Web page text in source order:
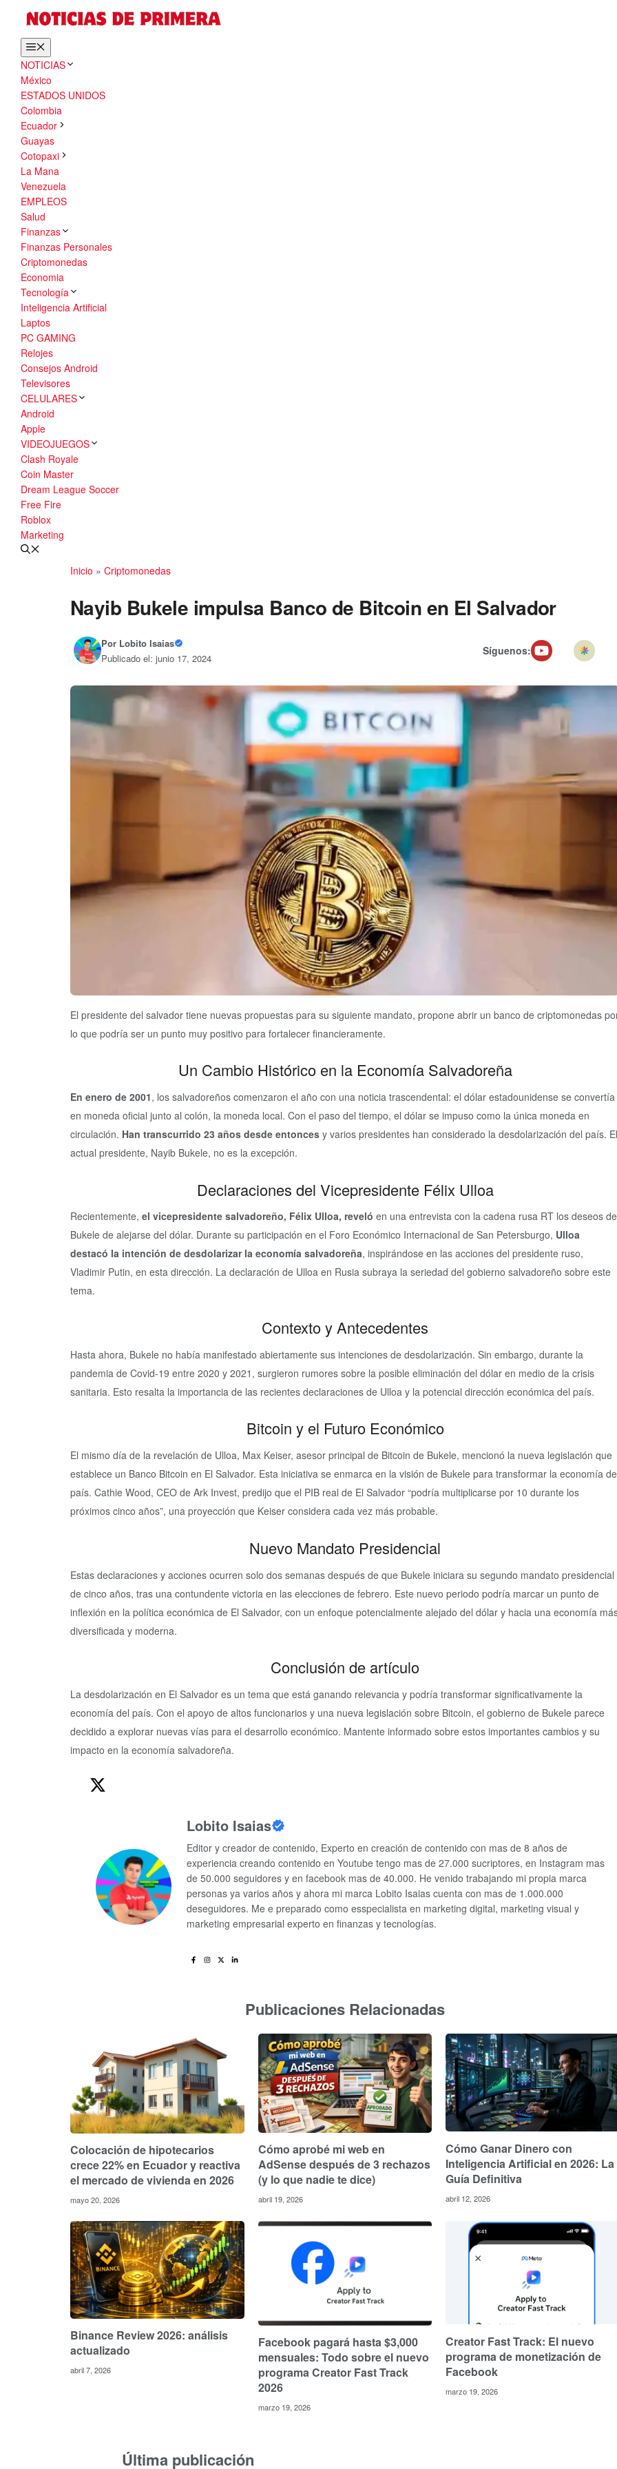
contenido
NOTICIAS
México
ESTADOS UNIDOS
Colombia
Ecuador
Guayas
Cotopaxi
La Mana
Venezuela
EMPLEOS
Salud
Finanzas
Finanzas Personales
Criptomonedas
Economia
Tecnología
Inteligencia Artificial
Laptos
PC GAMING
Relojes
Consejos Android
Televisores
CELULARES
Android
Apple
VIDEOJUEGOS
Clash Royale
Coin Master
Dream League Soccer
Free Fire
Roblox
Marketing
Inicio » Criptomonedas
Nayib Bukele impulsa Banco de Bitcoin en El Salvador
Por Lobito Isaias
Publicado el: junio 17, 2024
Síguenos:
El presidente del salvador tiene nuevas propuestas para su siguiente mandato, propone abrir un banco de criptomonedas
lo que podría ser un punto muy positivo para fortalecer financieramente.
Un Cambio Histórico en la Economía Salvadoreña
En enero de 2001, los salvadoreños comenzaron el año con una noticia trascendental: el dólar estadounidense se convertía
en moneda oficial junto al colón, la moneda local. Con el paso del tiempo, el dólar se impuso como la única moneda en
circulación. Han transcurrido 23 años desde entonces y varios presidentes han considerado la desdolarización del país. El
actual presidente, Nayib Bukele, no es la excepción.
Declaraciones del Vicepresidente Félix Ulloa
Recientemente, el vicepresidente salvadoreño, Félix Ulloa, reveló en una entrevista con la cadena rusa RT los deseos de
Bukele de alejarse del dólar. Durante su participación en el Foro Económico Internacional de San Petersburgo, Ulloa
destacó la intención de desdolarizar la economía salvadoreña, inspirándose en las acciones del presidente ruso,
Vladimir Putin, en esta dirección. La declaración de Ulloa en Rusia subraya la seriedad del gobierno salvadoreño sobre este
tema.
Contexto y Antecedentes
Hasta ahora, Bukele no había manifestado abiertamente sus intenciones de desdolarización. Sin embargo, durante la
pandemia de Covid-19 entre 2020 y 2021, surgieron rumores sobre la posible eliminación del dólar en medio de la crisis
sanitaria. Esto resalta la importancia de las recientes declaraciones de Ulloa y la potencial dirección económica del país.
Bitcoin y el Futuro Económico
El mismo día de la revelación de Ulloa, Max Keiser, asesor principal de Bitcoin de Bukele, mencionó la nueva legislación que
establece un Banco Bitcoin en El Salvador. Esta iniciativa se enmarca en la visión de Bukele para transformar la economía
país. Cathie Wood, CEO de Ark Invest, predijo que el PIB real de El Salvador “podría multiplicarse por 10 durante los
próximos cinco años”, una proyección que Keiser considera cada vez más probable.
Nuevo Mandato Presidencial
Estas declaraciones y acciones ocurren solo dos semanas después de que Bukele iniciara su segundo mandato presidencial
de cinco años, tras una contundente victoria en las elecciones de febrero. Este nuevo periodo podría marcar un punto de
inflexión en la política económica de El Salvador, con un enfoque potencialmente alejado del dólar y hacia una economía
diversificada y moderna.
Conclusión de artículo
La desdolarización en El Salvador es un tema que está ganando relevancia y podría transformar significativamente la
economía del país. Con el apoyo de altos funcionarios y una nueva legislación sobre Bitcoin, el gobierno de Bukele parece
decidido a explorar nuevas vías para el desarrollo económico. Mantente informado sobre estos importantes cambios y su
impacto en la economía salvadoreña.
Lobito Isaias
Editor y creador de contenido, Experto en creación de contenido con mas de 8 años de
experiencia creando contenido en Youtube tengo mas de 27.000 sucriptores, en Instagram mas
de 50.000 seguidores y en facebook mas de 40.000. He venido trabajando mi propia marca
personas ya varios años y ahora mi marca Lobito Isaias cuenta con mas de 1.000.000
deseguidores. Me e preparado como esspecialista en marketing digital, marketing visual y
marketing empresarial experto en finanzas y tecnologías.
Publicaciones Relacionadas
Colocación de hipotecarios
crece 22% en Ecuador y reactiva
el mercado de vivienda en 2026
mayo 20, 2026
Cómo aprobé mi web en
AdSense después de 3 rechazos
(y lo que nadie te dice)
abril 19, 2026
Cómo Ganar Dinero con
Inteligencia Artificial en 2026: La
Guía Definitiva
abril 12, 2026
Binance Review 2026: análisis
actualizado
abril 7, 2026
Facebook pagará hasta $3,000
mensuales: Todo sobre el nuevo
programa Creator Fast Track
2026
marzo 19, 2026
Creator Fast Track: El nuevo
programa de monetización de
Facebook
marzo 19, 2026
Última publicación